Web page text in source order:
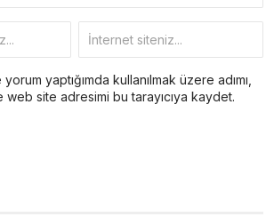
yaptığımda kullanılmak üzere adımı,
site adresimi bu tarayıcıya kaydet.